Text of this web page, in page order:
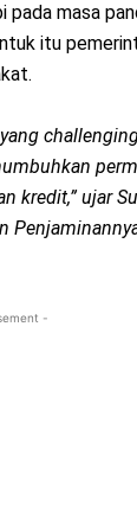
masa
itu
kredit,” ujar
-